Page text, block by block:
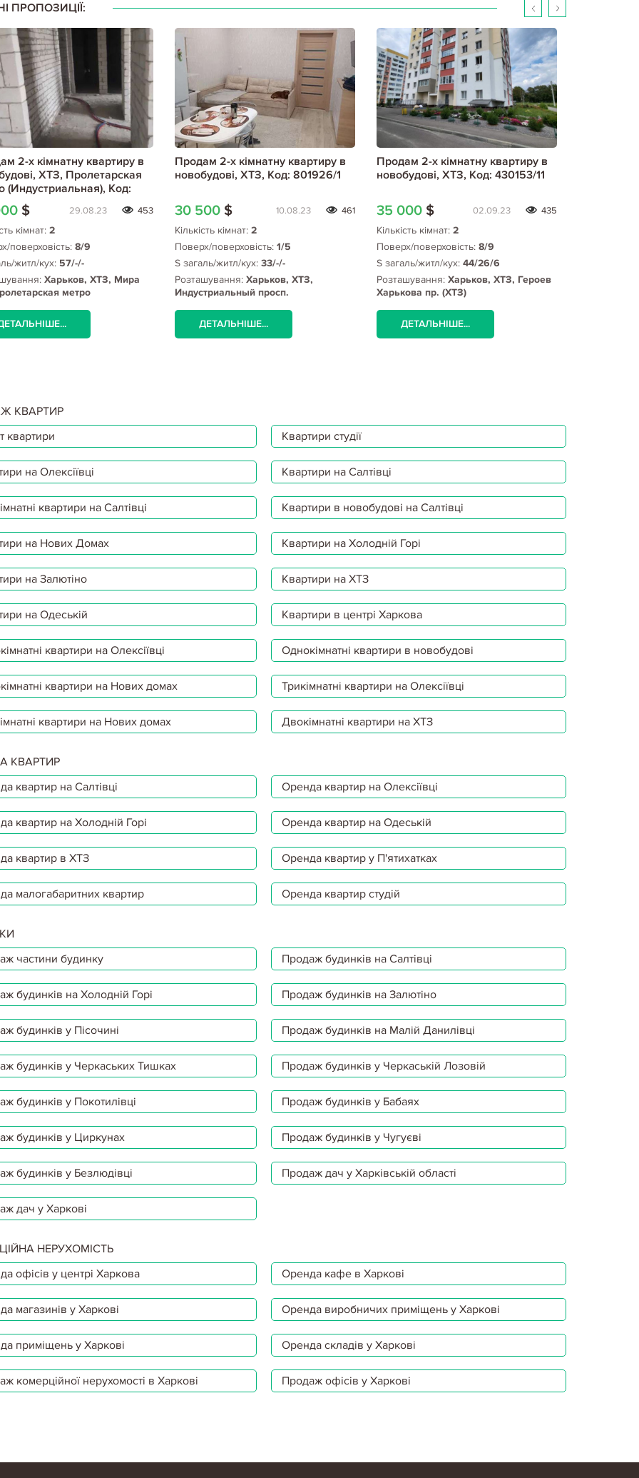
ПРОПОЗИЦІЇ:
2-х кімнатну квартиру в
ХТЗ, Пролетарская
(Индустриальная), Код:
1 $ 29.08.23 453
кімнат: 2
поверховість: 8/9
житл/кух: 57/-/-
Харьков, ХТЗ, Мира
метро
Продам 2-х кімнатну квартиру в
новобудові, ХТЗ, Код: 801926/1
30 500 $ 10.08.23 461
Кількість кімнат: 2
Поверх/поверховість: 1/5
S загаль/житл/кух: 33/-/-
Розташування: Харьков, ХТЗ,
Индустриальный просп.
ДЕТАЛЬНІШЕ...
Продам 2-х кімнатну квартиру в
новобудові, ХТЗ, Код: 430153/11
35 000 $ 02.09.23 435
Кількість кімнат: 2
Поверх/поверховість: 8/9
S загаль/житл/кух: 44/26/6
Розташування: Харьков, ХТЗ, Героев
Харькова пр. (ХТЗ)
ДЕТАЛЬНІШЕ...
КВАРТИР
квартири
Квартири студії
на Олексіївці Квартири на Салтівці
квартири на Салтівці Квартири в новобудові на Салтівці
на Нових Домах Квартири на Холодній Горі
на Залютіно Квартири на ХТЗ
на Одеській Квартири в центрі Харкова
квартири на Олексіївці Однокімнатні квартири в новобудові
квартири на Нових домах Трикімнатні квартири на Олексіївці
квартири на Нових домах Двокімнатні квартири на ХТЗ
КВАРТИР
квартир на Салтівці
Оренда квартир на Олексіївці
квартир на Холодній Горі Оренда квартир на Одеській
квартир в ХТЗ Оренда квартир у П'ятихатках
малогабаритних квартир Оренда квартир студій
частини будинку
Продаж будинків на Салтівці
будинків на Холодній Горі Продаж будинків на Залютіно
будинків у Пісочині Продаж будинків на Малій Данилівці
будинків у Черкаських Тишках Продаж будинків у Черкаській Лозовій
будинків у Покотилівці Продаж будинків у Бабаях
будинків у Циркунах Продаж будинків у Чугуєві
будинків у Безлюдівці Продаж дач у Харківській області
дач у Харкові
НЕРУХОМІСТЬ
офісів у центрі Харкова
Оренда кафе в Харкові
магазинів у Харкові Оренда виробничих приміщень у Харкові
приміщень у Харкові Оренда складів у Харкові
комерційної нерухомості в Харкові Продаж офісів у Харкові